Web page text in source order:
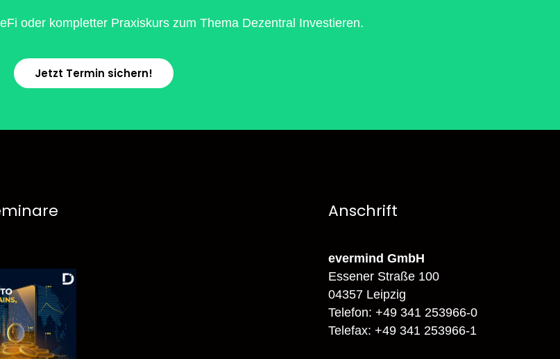
oder kompletter Praxiskurs zum Thema Dezentral Investieren.
Jetzt Termin sichern!
Anschrift
evermind GmbH
Essener Straße 100
04357 Leipzig
Telefon: +49 341 253966-0
Telefax: +49 341 253966-1